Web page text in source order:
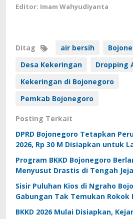
Editor: Imam Wahyudiyanta
Ditag air bersih
Desa Kekeringan
Dropping
Kekeringan di Bojonegoro
Pemkab Bojonegoro
Posting Terkait
DPRD Bojonegoro Tetapkan
2026, Rp 30 M Disiapkan untuk
Program BKKD Bojonegoro
Menyusut Drastis di Tengah
Sisir Puluhan Kios di Ngraho
Gabungan Tak Temukan Rokok
BKKD 2026 Mulai Disiapkan,